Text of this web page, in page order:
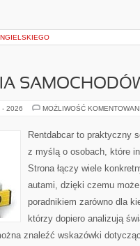
- 2026 MOŻLIWOŚĆ
Rentdabcar to praktyczny
z myślą o osobach, które
Strona łączy wiele
autami, dzięki czemu
poradnikiem zarówno dla
którzy dopiero analizują
znaleźć wskazówki